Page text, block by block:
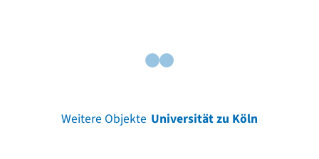
Weitere Objekte Universität zu Köln